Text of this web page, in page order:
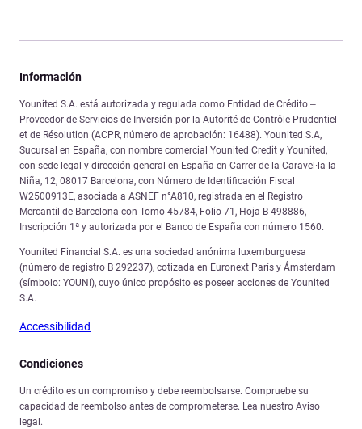
Información
Younited S.A. está autorizada y regulada como Entidad de Crédito –
Proveedor de Servicios de Inversión por la Autorité de Contrôle Prudentiel
et de Résolution (ACPR, número de aprobación: 16488). Younited S.A,
Sucursal en España, con nombre comercial Younited Credit y Younited,
con sede legal y dirección general en España en Carrer de la Caravel·la la
Niña, 12, 08017 Barcelona, con Número de Identificación Fiscal
W2500913E, asociada a ASNEF n°A810, registrada en el Registro
Mercantil de Barcelona con Tomo 45784, Folio 71, Hoja B-498886,
Inscripción 1ª y autorizada por el Banco de España con número 1560.
Younited Financial S.A. es una sociedad anónima luxemburguesa
(número de registro B 292237), cotizada en Euronext París y Ámsterdam
(símbolo: YOUNI), cuyo único propósito es poseer acciones de Younited
S.A.
Accessibilidad
Condiciones
Un crédito es un compromiso y debe reembolsarse. Compruebe su
capacidad de reembolso antes de comprometerse. Lea nuestro Aviso
legal.